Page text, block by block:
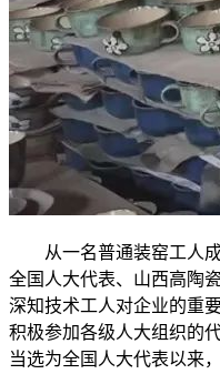
从一名普通装窑工人成
全国人大代表、山西高陶
深知技术工人对企业的重
积极参加各级人大组织的
当选为全国人大代表以来